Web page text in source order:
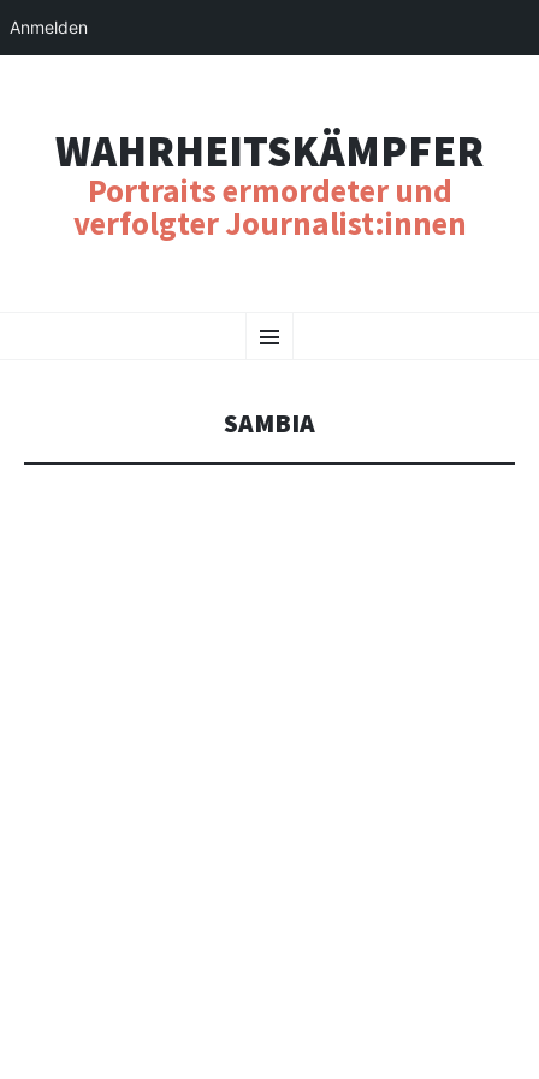
WAHRHEITSKÄMPFER
Portraits ermordeter und
verfolgter Journalist:innen
Menu
TO
SAMBIA
Anmelden